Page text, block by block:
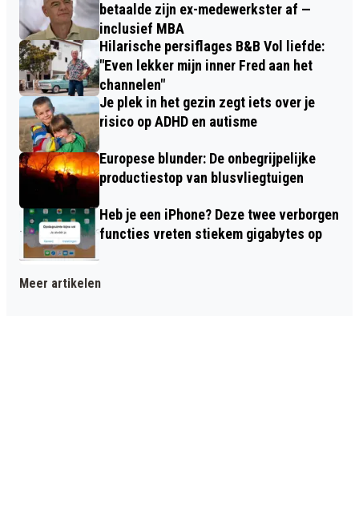
betaalde zijn ex-medewerkster af —
inclusief MBA
Hilarische persiflages B&B Vol liefde:
"Even lekker mijn inner Fred aan het
channelen"
Je plek in het gezin zegt iets over je
risico op ADHD en autisme
Europese blunder: De onbegrijpelijke
productiestop van blusvliegtuigen
Heb je een iPhone? Deze twee verborgen
functies vreten stiekem gigabytes op
Meer artikelen